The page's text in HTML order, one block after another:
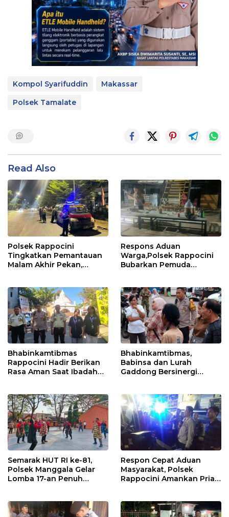
Kompol Syarifuddin
Makassar
Polsek Tamalate
Read Also
Polsek Rappocini
Tingkatkan Pemantauan
Malam Akhir Pekan,
Respons Aduan
Warga,Polsek Rappocini
Bubarkan Pemuda
Bhabinkamtibmas
Rappocini Hadir Berikan
Rasa Aman Saat Ibadah
Bhabinkamtibmas,
Babinsa dan Lurah
Gaddong Bersinergi
Semarak HUT RI ke-81,
Polsek Manggala Gelar
Lomba 17-an Penuh
Respon Cepat Aduan
Masyarakat, Polsek
Rappocini Amankan Pria